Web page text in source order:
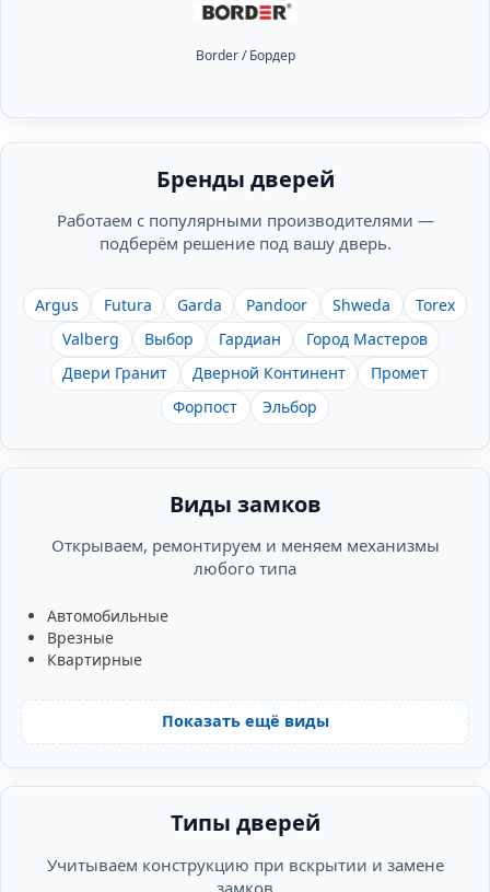
Border / Бордер
Бренды дверей
Работаем с популярными производителями —
подберём решение под вашу дверь.
Argus Futura Garda Pandoor Shweda
Torex
Valberg
Выбор Гардиан
Город Мастеров
Двери Гранит
Дверной Континент
Промет
Форпост
Эльбор
Виды замков
Открываем, ремонтируем и меняем механизмы
любого типа
Автомобильные
Врезные
Квартирные
Показать ещё виды
Типы дверей
Учитываем конструкцию при вскрытии и замене
замков